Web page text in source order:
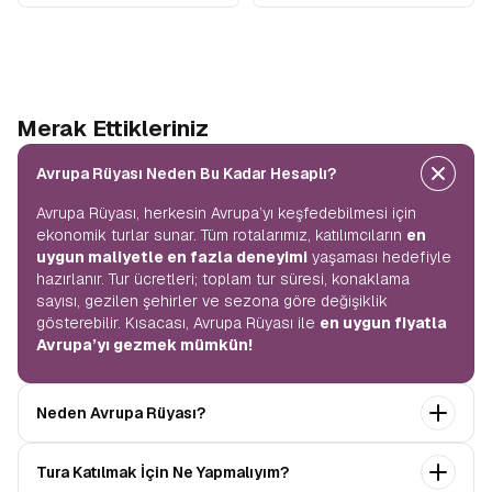
Merak Ettikleriniz
Avrupa Rüyası Neden Bu Kadar Hesaplı?
Avrupa Rüyası, herkesin Avrupa’yı keşfedebilmesi için
ekonomik turlar sunar. Tüm rotalarımız, katılımcıların en
uygun maliyetle en fazla deneyimi yaşaması hedefiyle
hazırlanır. Tur ücretleri; toplam tur süresi, konaklama
sayısı, gezilen şehirler ve sezona göre değişiklik
gösterebilir. Kısacası, Avrupa Rüyası ile en uygun fiyatla
Avrupa’yı gezmek mümkün!
Neden Avrupa Rüyası?
birçok ülkeyi keşfedin! Ekstra tur ücreti yok, tüm geziler
Tura Katılmak İçin Ne Yapmalıyım?